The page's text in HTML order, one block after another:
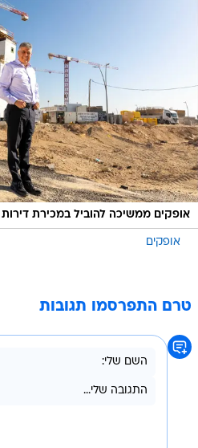
אופקים ממשיכה להוביל במכירת דירות
אופקים
טרם התפרסמו תגובות